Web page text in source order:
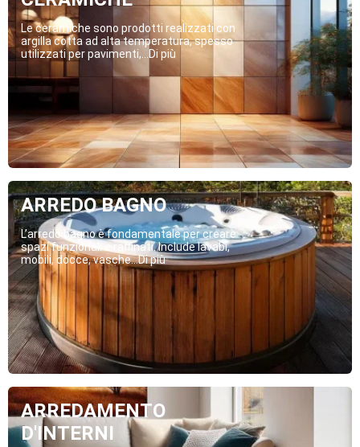
Le ceramiche sono prodotti realizzati con
argilla cotta ad alta temperatura, spesso
utilizzati per pavimenti,...Di più
ARREDO BAGNO
L’arredo bagno è fondamentale per creare
spazi funzionali e raffinati. Include lavabi,
mobili, docce, vasche...Di più
ARREDAMENTO
D'INTERNI